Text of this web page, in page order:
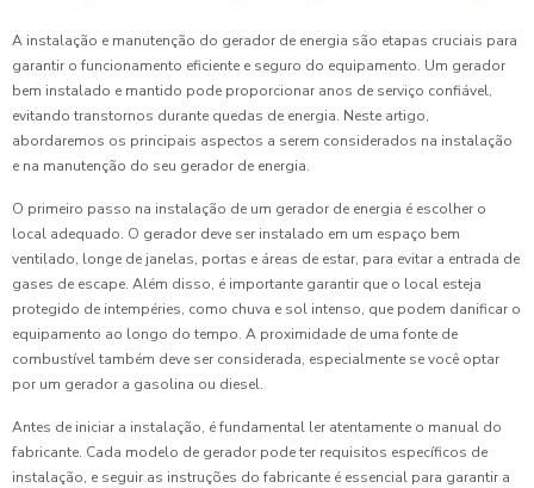
A instalação e manutenção do gerador de energia são etapas cruciais para
garantir o funcionamento eficiente e seguro do equipamento. Um gerador
bem instalado e mantido pode proporcionar anos de serviço confiável,
evitando transtornos durante quedas de energia. Neste artigo,
abordaremos os principais aspectos a serem considerados na instalação
e na manutenção do seu gerador de energia.
O primeiro passo na instalação de um gerador de energia é escolher o
local adequado. O gerador deve ser instalado em um espaço bem
ventilado, longe de janelas, portas e áreas de estar, para evitar a entrada de
gases de escape. Além disso, é importante garantir que o local esteja
protegido de intempéries, como chuva e sol intenso, que podem danificar o
equipamento ao longo do tempo. A proximidade de uma fonte de
combustível também deve ser considerada, especialmente se você optar
por um gerador a gasolina ou diesel.
Antes de iniciar a instalação, é fundamental ler atentamente o manual do
fabricante. Cada modelo de gerador pode ter requisitos específicos de
instalação, e seguir as instruções do fabricante é essencial para garantir a